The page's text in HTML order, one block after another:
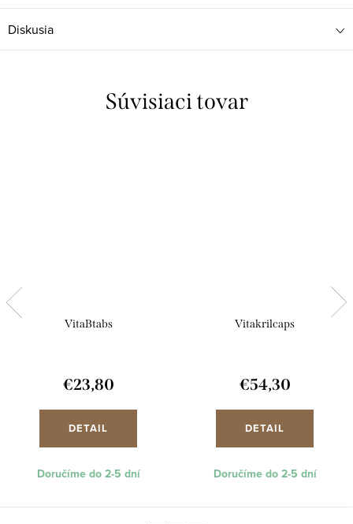
Diskusia
Súvisiaci tovar
VitaBtabs
€23,80
DETAIL
Doručíme do 2-5 dní
Vitakrilcaps
€54,30
DETAIL
Doručíme do 2-5 dní